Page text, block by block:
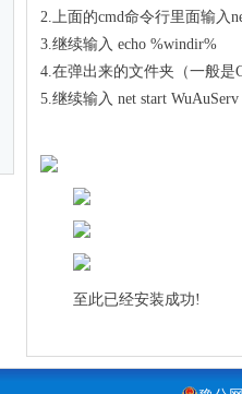
2.上面的cmd命令行里面输入
3.继续输入 echo %windir%
4.在弹出来的文件夹（一般是
5.继续输入 net start WuAuServ
至此已经安装成功!